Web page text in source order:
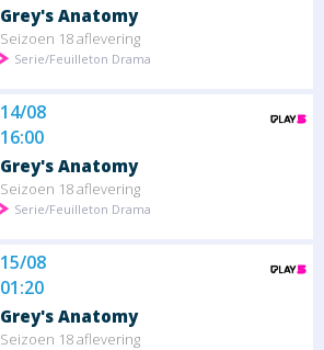
Grey's Anatomy
Seizoen 18 aflevering
Serie/Feuilleton Drama
14/08
16:00
Grey's Anatomy
Seizoen 18 aflevering
Serie/Feuilleton Drama
15/08
01:20
Grey's Anatomy
Seizoen 18 aflevering